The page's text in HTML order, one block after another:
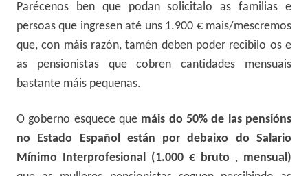
Parécenos ben que podan solicitalo as familias e
persoas que ingresen até uns 1.900 € mais/mescremos
que, con máis razón, tamén deben poder recibilo os e
as pensionistas que cobren cantidades mensuais
bastante máis pequenas.
O goberno esquece que máis do 50% de las pensións
no Estado Español están por debaixo do Salario
Mínimo Interprofesional (1.000 € bruto , mensual)